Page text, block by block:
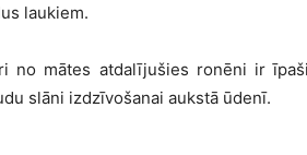
laukiem.
no mātes atdalījušies ronēni ir
slāni izdzīvošanai aukstā ūdenī.